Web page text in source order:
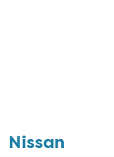
Nissan